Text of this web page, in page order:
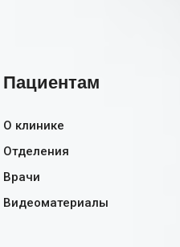
Пациентам
О клинике
Отделения
Врачи
Видеоматериалы